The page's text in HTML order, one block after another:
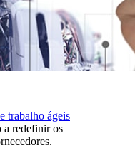
trabalho ágeis
a redefinir os